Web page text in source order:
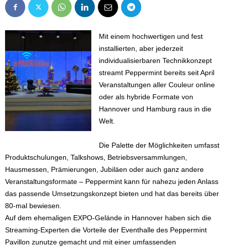
Mit einem hochwertigen und fest
installierten, aber jederzeit
individualisierbaren Technikkonzept
streamt Peppermint bereits seit April
Veranstaltungen aller Couleur online
oder als hybride Formate von
Hannover und Hamburg raus in die
Welt.
Die Palette der Möglichkeiten umfasst
Produktschulungen, Talkshows, Betriebsversammlungen,
Hausmessen, Prämierungen, Jubiläen oder auch ganz andere
Veranstaltungsformate – Peppermint kann für nahezu jeden Anlass
das passende Umsetzungskonzept bieten und hat das bereits über
80-mal bewiesen.
Auf dem ehemaligen EXPO-Gelände in Hannover haben sich die
Streaming-Experten die Vorteile der Eventhalle des Peppermint
Pavillon zunutze gemacht und mit einer umfassenden